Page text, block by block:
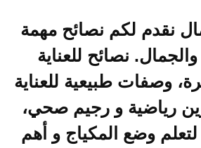
نقدم لكم نصائح مهمة
نصائح للعناية
وصفات طبيعية للعناية
رياضية و رجيم صحي،
وضع المكياج و أهم